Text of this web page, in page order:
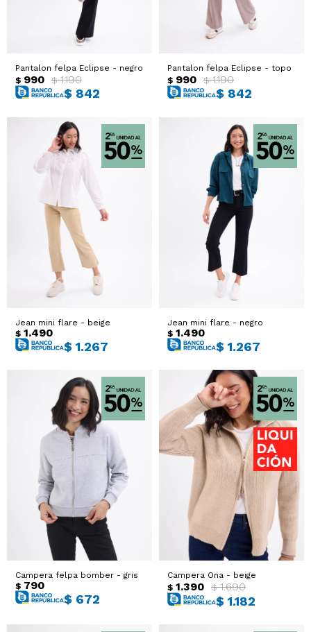
Pantalon felpa Eclipse - negro
$ 990 $ 1.190
$ 842
Pantalon felpa Eclipse - topo
$ 990 $ 1.190
$ 842
Jean mini flare - beige
$ 1.490
$ 1.267
Jean mini flare - negro
$ 1.490
$ 1.267
Campera felpa bomber - gris
$ 790
$ 672
Campera Ona - beige
$ 1.390 $ 1.690
$ 1.182